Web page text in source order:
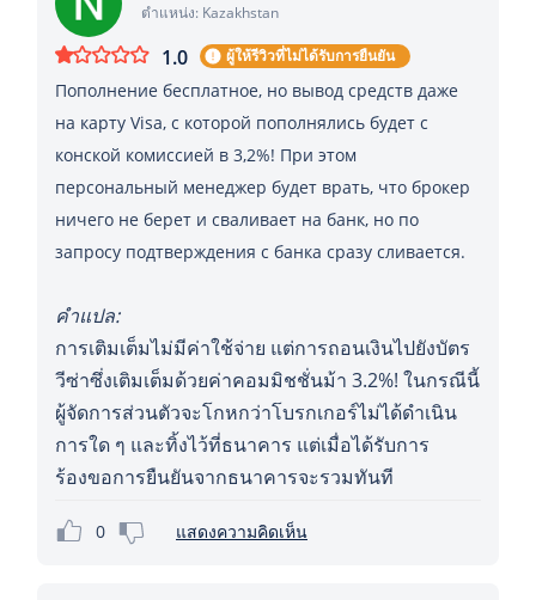
ตำแหน่ง: Kazakhstan
1.0 ผู้ให้รีวิวที่ไม่ได้รับการยืนยัน
Пополнение бесплатное, но вывод средств даже
на карту Visa, с которой пополнялись будет с
конской комиссией в 3,2%! При этом
персональный менеджер будет врать, что брокер
ничего не берет и сваливает на банк, но по
запросу подтверждения с банка сразу сливается.
คำแปล:
การเติมเต็มไม่มีค่าใช้จ่าย แต่การถอนเงินไปยังบัตร
วีซ่าซึ่งเติมเต็มด้วยค่าคอมมิชชั่นม้า 3.2%! ในกรณีนี้
ผู้จัดการส่วนตัวจะโกหกว่าโบรกเกอร์ไม่ได้ดำเนิน
การใด ๆ และทิ้งไว้ที่ธนาคาร แต่เมื่อได้รับการ
ร้องขอการยืนยันจากธนาคารจะรวมทันที
0 แสดงความคิดเห็น